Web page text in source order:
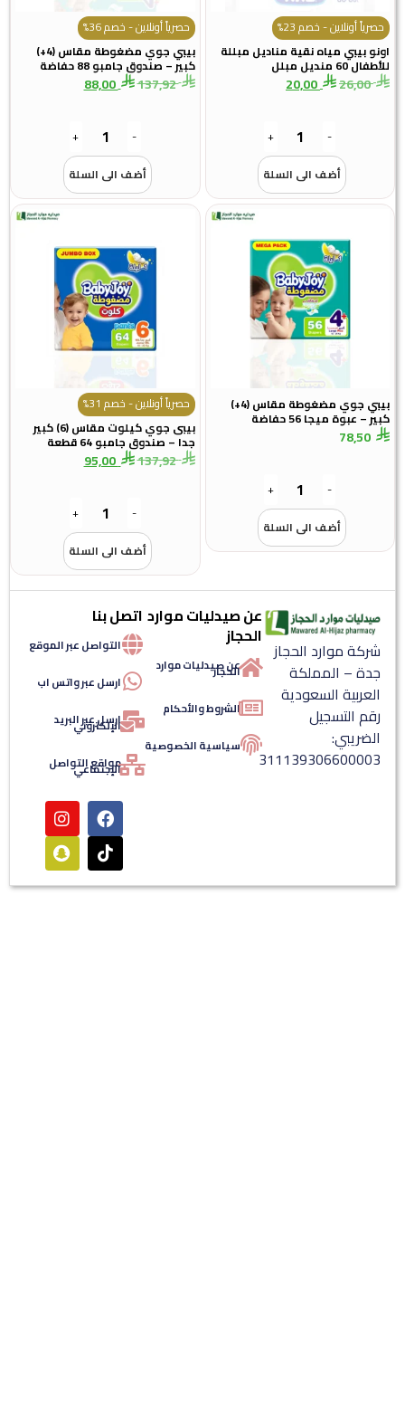
أونلاين - خصم 23%
بيبي مياه نقية مناديل مبللة
مبلل
20,00
+
أضف الى السلة
حصرياً أونلاين - خصم 36%
بيبي جوي مضغوطة مقاس (4+)
كبير – صندوق جامبو 88 حفاضة
137,92
88,00
+
أضف الى السلة
بيبي جوي مضغوطة مقاس (4+)
ميجا 56 حفاضة
+
أضف الى السلة
حصرياً أونلاين - خصم 31%
بيبى جوي كيلوت مقاس (6) كبير
جدا – صندوق جامبو 64 قطعة
137,92
95,00
+
أضف الى السلة
موارد الحجاز
– المملكة
السعودية
التسجيل
عن صيدليات موارد
الحجاز
عن صيدليات موارد
الحجاز
الشروط والأحكام
سياسية الخصوصية
اتصل بنا
التواصل عبر الموقع
ارسل عبر واتس اب
ارسل عبر البريد
الإلكتروني
مواقع التواصل
الإجتماعي